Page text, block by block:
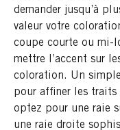
demander jusqu’à
valeur votre
coupe courte ou mi-
mettre l’accent sur
coloration. Un
pour affiner les traits
optez pour une raie
une raie droite